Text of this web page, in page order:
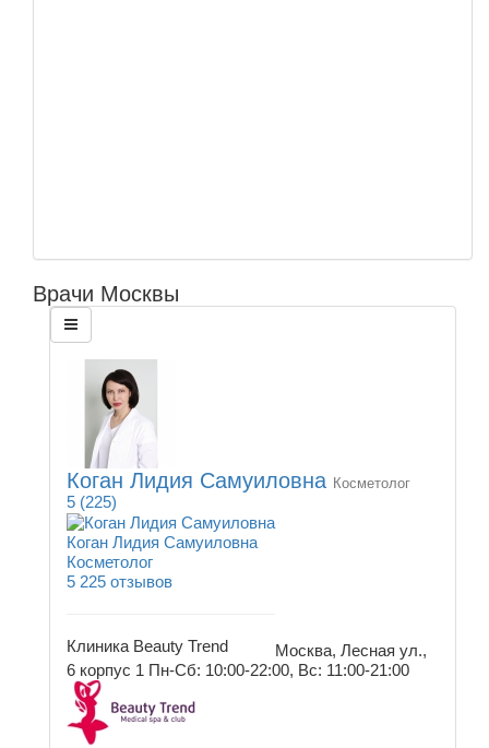
Врачи Москвы
Коган Лидия Самуиловна Косметолог
5 (225)
Коган Лидия Самуиловна
Косметолог
5 225 отзывов
Клиника Beauty Trend
Москва, Лесная ул.,
6 корпус 1 Пн-Сб: 10:00-22:00, Вс: 11:00-21:00